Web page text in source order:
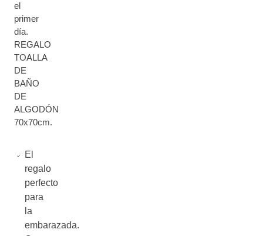
el
primer
día.
REGALO
TOALLA
DE
BAÑO
DE
ALGODÓN
70x70cm.
El
regalo
perfecto
para
la
embarazada.